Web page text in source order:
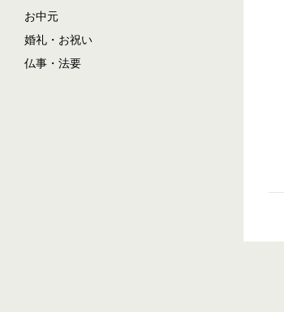
お中元
婚礼・お祝い
仏事・法要